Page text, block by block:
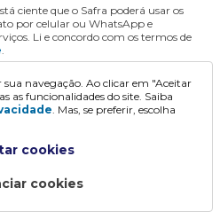
ciente que o Safra poderá usar os
por celular ou WhatsApp e
Li e concordo com os termos de
.
navegação. Ao clicar em "Aceitar
as funcionalidades do site. Saiba
. Mas, se preferir, escolha
cookies
cookies